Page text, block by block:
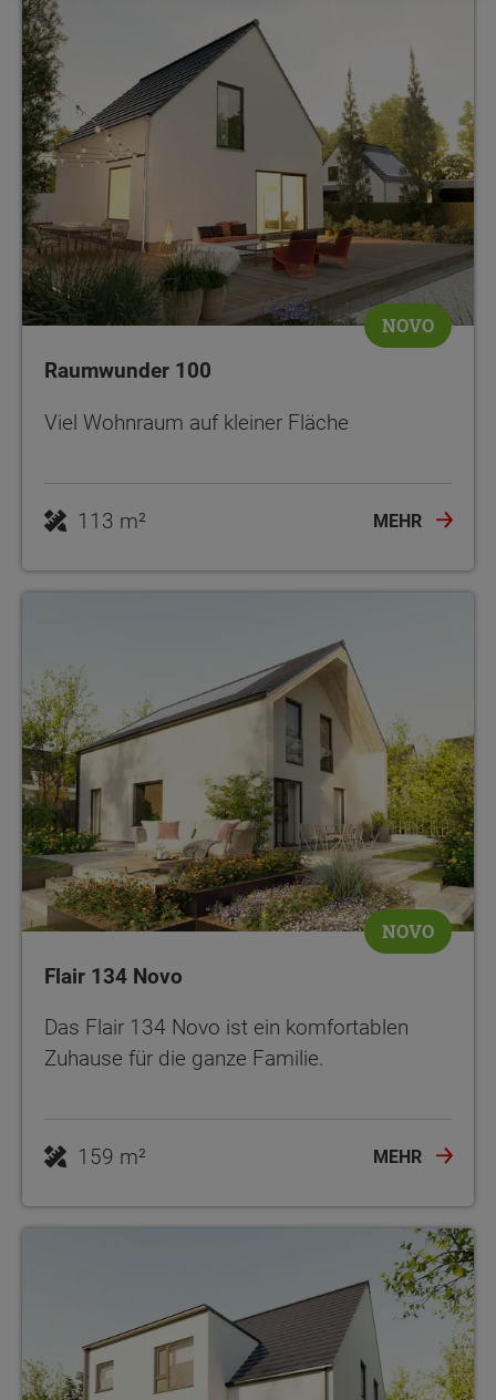
NOVO
Raumwunder 100
Viel Wohnraum auf kleiner Fläche
113 m² MEHR
NOVO
Flair 134 Novo
Das Flair 134 Novo ist ein komfortablen
Zuhause für die ganze Familie.
159 m² MEHR